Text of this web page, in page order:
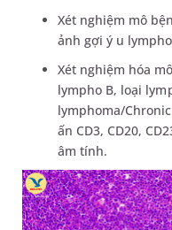
Xét nghiệm mô
ảnh gợi ý u
Xét nghiệm hóa
lympho B, loại
lymphoma/
ấn CD3, CD20,
âm tính.